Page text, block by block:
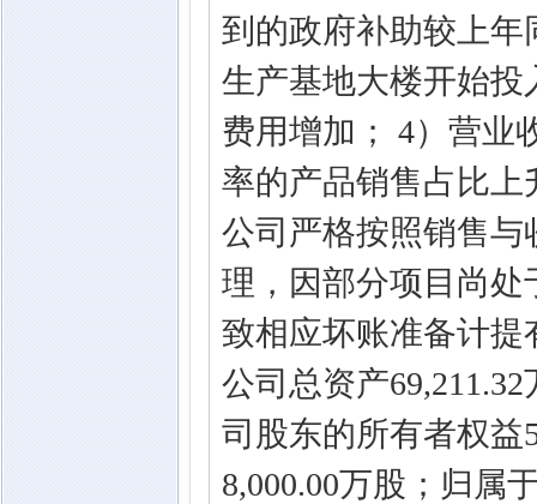
到的政府补助较上年
生产基地大楼开始
费用增加； 4）营业
率的产品销售占比上
公司严格按照销售
理，因部分项目尚
致相应坏账准备计提
公司总资产
司股东的所有者权益
8,000.00万股；归属